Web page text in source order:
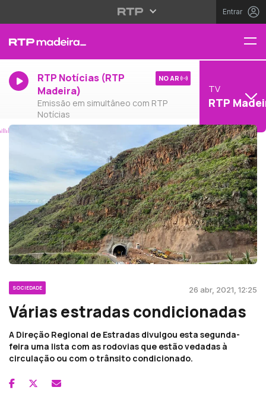
Entrar
RTP Notícias (RTP
Madeira)
Emissão em simultâneo com RTP
Notícias
NO AR
TV
RTP
SOCIEDADE 26 abr, 2021, 12:25
Várias estradas condicionadas
A Direção Regional de Estradas divulgou esta segunda-
feira uma lista com as rodovias que estão vedadas à
circulação ou com o trânsito condicionado.